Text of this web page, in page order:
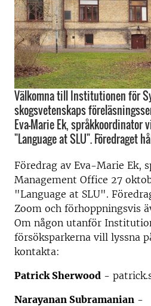
Välkomna till Institutionen för
skogsvetenskaps
Eva-Marie Ek, språkkoordinator
"Language at SLU". Föredraget
Föredrag av Eva-Marie Ek,
Management Office 27
"Language at SLU".
Zoom och förhoppningsvis
Om någon utanför
försöksparkerna vill lyssna
kontakta:
Patrick Sherwood -
Narayanan Subramanian -